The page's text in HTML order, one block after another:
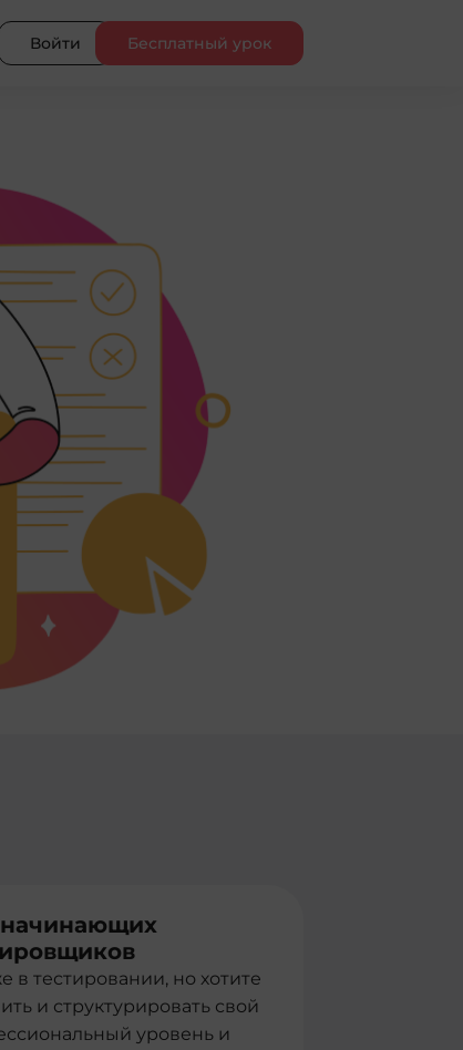
Войти Бесплатный урок
в тестировании, но хотите
и структурировать свой
уровень и